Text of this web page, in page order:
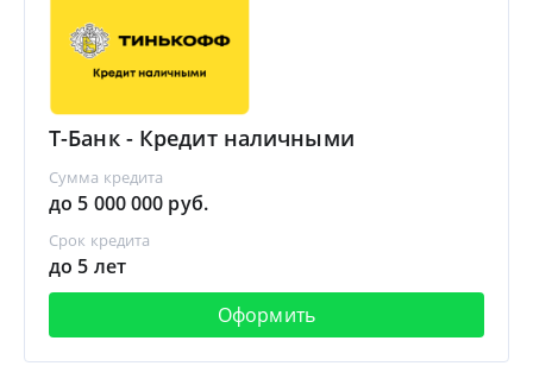
Т-Банк - Кредит наличными
Сумма кредита
до 5 000 000 руб.
Срок кредита
до 5 лет
Оформить